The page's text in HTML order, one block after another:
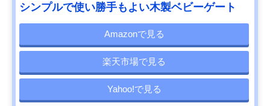
シンプルで使い勝手もよい木製ベビーゲート
Amazonで見る
楽天市場で見る
Yahoo!で見る